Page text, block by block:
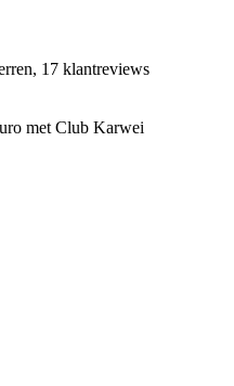
17 klantreviews
met Club Karwei